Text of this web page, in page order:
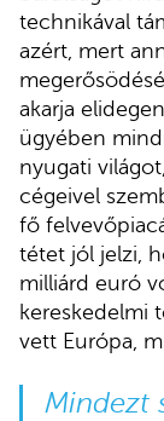
technikával
azért, mert
akarja
ügyében
nyugati
cégeivel
fő
tétet jól jelzi,
milliárd euró
kereskedelmi
vett Európa,
Mindezt